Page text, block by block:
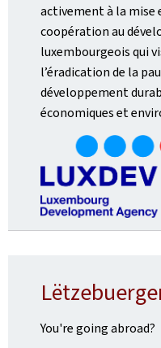
activement à la mise
coopération au
luxembourgeois qui
l’éradication de la
développement
économiques et
You're going abroad?